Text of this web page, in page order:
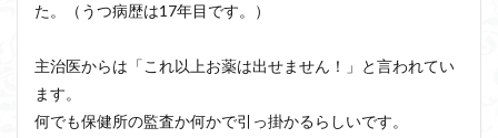
た。（うつ病歴は17年目です。）
主治医からは「これ以上お薬は出せません！」と言われてい
ます。
何でも保健所の監査か何かで引っ掛かるらしいです。